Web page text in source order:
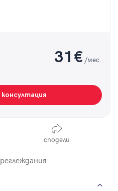
31€ /мес.
сподели